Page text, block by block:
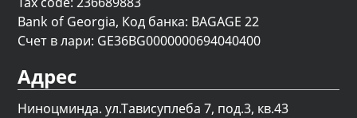
Bank of Georgia, Код банка: BAGAGE 22
Счет в лари: GE36BG0000000694040400
Адрес
Ниноцминда. ул.Тависуплеба 7, под.3, кв.43